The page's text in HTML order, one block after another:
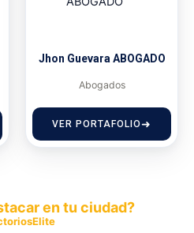
Jhon Guevara ABOGADO
Abogados
VER PORTAFOLIO
en tu ciudad?